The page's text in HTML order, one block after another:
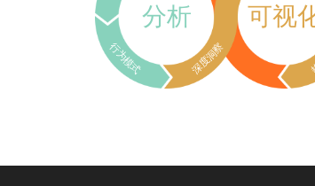
分析
行为模式 深度洞察
可视